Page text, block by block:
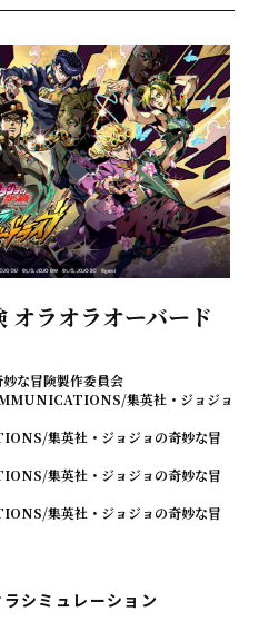
オラオラオーバード
な冒険製作委員会
集英社・ジョジョ
集英社・ジョジョの奇妙な冒
集英社・ジョジョの奇妙な冒
集英社・ジョジョの奇妙な冒
シミュレーション